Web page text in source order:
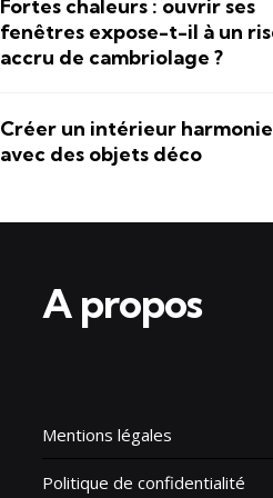
Fortes chaleurs : ouvrir ses
fenêtres expose-t-il à un
accru de cambriolage ?
Créer un intérieur
avec des objets déco
A propos
Mentions légales
Politique de confidentialité